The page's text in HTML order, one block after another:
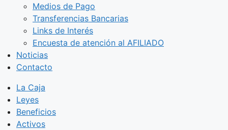
Medios de Pago
Transferencias Bancarias
Links de Interés
Encuesta de atención al AFILIADO
Noticias
Contacto
La Caja
Leyes
Beneficios
Activos